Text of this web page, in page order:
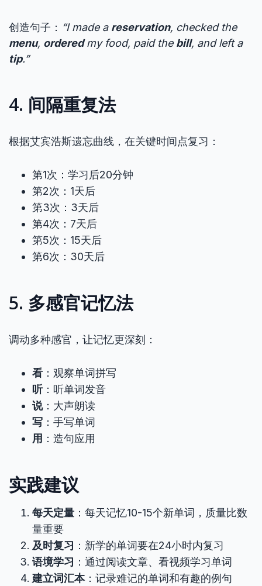
创造句子： “I made a reservation, checked the
menu, orderedmy food, paid the bill, and left a
tip.”
4. 间隔重复法
根据艾宾浩斯遗忘曲线，在关键时间点复习：
第1次：学习后20分钟
第2次：1天后
第3次：3天后
第4次：7天后
第5次：15天后
第6次：30天后
5. 多感官记忆法
调动多种感官，让记忆更深刻：
看 ：观察单词拼写
听：听单词发音
说：大声朗读
写 ：手写单词
用 ：造句应用
实践建议
每天定量 ：每天记忆10-15个新单词，质量比数
量重要
及时复习 ：新学的单词要在24小时内复习
语境学习 ：通过阅读文章、看视频学习单词
建立词汇本：记录难记的单词和有趣的例句